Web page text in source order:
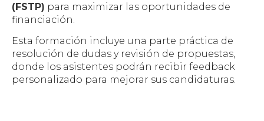
(FSTP) para maximizar las oportunidades de
financiación.
Esta formación incluye una parte práctica de
resolución de dudas y revisión de propuestas,
donde los asistentes podrán recibir feedback
personalizado para mejorar sus candidaturas.